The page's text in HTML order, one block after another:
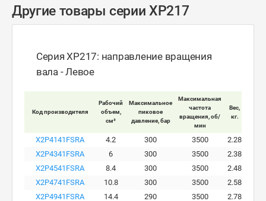
Другие товары серии XP217
Серия XP217: направление вращения
вала - Левое
Код производителя
Рабочий
объем,
см³
Максимальное
пиковое
давление, бар
Максимальная
частота
вращения, об/
мин
Вес,
кг.
X2P4141FSRA 4.2 300 3500 2.28
X2P4341FSRA
6 300 3500 2.38
X2P4541FSRA
8.4 300 3500 2.48
X2P4741FSRA
10.8 300 3500 2.58
X2P4941FSRA
14.4 290 3500 2.78